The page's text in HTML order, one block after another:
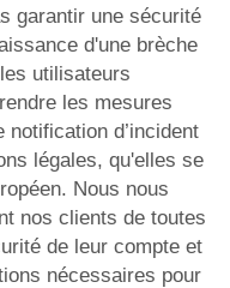
garantir une sécurité
d'une brèche
utilisateurs
les mesures
d’incident
légales, qu'elles se
Nous nous
nos clients de toutes
de leur compte et
nécessaires pour